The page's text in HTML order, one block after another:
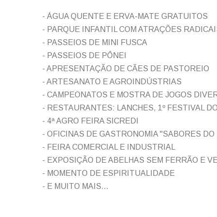
- ÁGUA QUENTE E ERVA-MATE GRATUITOS
- PARQUE INFANTIL COM ATRAÇÕES
- PASSEIOS DE MINI FUSCA
- PASSEIOS DE PÔNEI
- APRESENTAÇÃO DE CÃES DE PASTOREIO
- ARTESANATO E AGROINDÚSTRIAS
- CAMPEONATOS E MOSTRA DE JOGOS
- RESTAURANTES: LANCHES, 1º FESTIVAL
- 4ª AGRO FEIRA SICREDI
- OFICINAS DE GASTRONOMIA "SABORES DO
- FEIRA COMERCIAL E INDUSTRIAL
- EXPOSIÇÃO DE ABELHAS SEM FERRÃO E
- MOMENTO DE ESPIRITUALIDADE
- E MUITO MAIS...